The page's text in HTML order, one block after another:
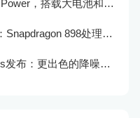
Motorola推出全新Moto G9 Power，搭载大电池和高性能芯片
Realme GT Pro2配置曝光：Snapdragon 898处理器+Quad HD+屏幕
Bose QuietComfort Earbuds发布：更出色的降噪效果和更好的声音体验